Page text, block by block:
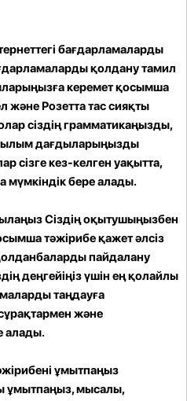
бағдарламаларды
қолдану тамил
керемет қосымша
және Розетта тас сияқты
сіздің грамматикаңызды,
дағдыларыңызды
сізге кез-келген уақытта,
мүмкіндік бере алады.
Сіздің оқытушыңызбен
тәжірибе қажет әлсіз
пайдалану
деңгейіңіз үшін ең қолайлы
таңдауға
және
алады.
ұмытпаңыз
ұмытпаңыз, мысалы,